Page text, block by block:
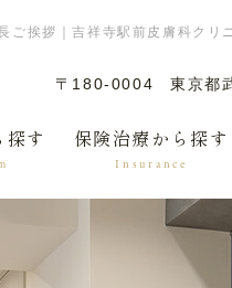
ご挨拶｜吉祥寺駅前皮膚科ク
〒180-0004 東京都
探す 保険治療から探す
Insurance